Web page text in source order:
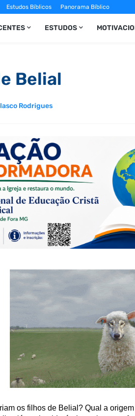
Estudos Bíblicos Panorama Bíblico
ESTUDOS
Belial
Rodrigues
os filhos de Belial? Qual a